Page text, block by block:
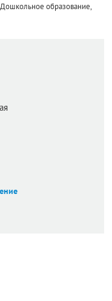
Дошкольное образование,